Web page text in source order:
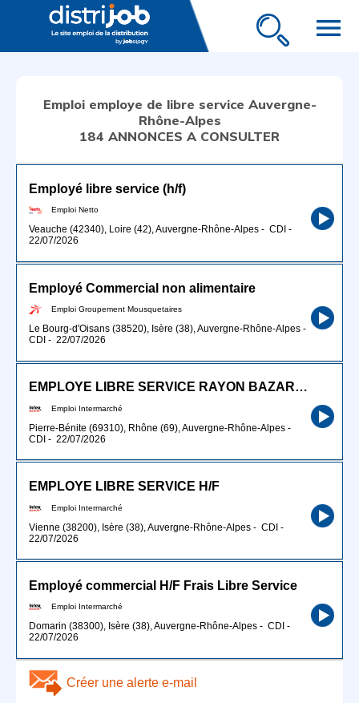
menu
Emploi employe de libre service Auvergne-
Rhône-Alpes
184 ANNONCES A CONSULTER
Employé libre service (h/f)
Emploi Netto
Veauche (42340), Loire (42), Auvergne-Rhône-Alpes - CDI -
22/07/2026
Employé Commercial non alimentaire
Emploi Groupement Mousquetaires
Le Bourg-d'Oisans (38520), Isère (38), Auvergne-Rhône-Alpes -
CDI - 22/07/2026
EMPLOYE LIBRE SERVICE RAYON BAZAR/TEXTILE (H/F)
Emploi Intermarché
Pierre-Bénite (69310), Rhône (69), Auvergne-Rhône-Alpes -
CDI - 22/07/2026
EMPLOYE LIBRE SERVICE H/F
Emploi Intermarché
Vienne (38200), Isère (38), Auvergne-Rhône-Alpes - CDI -
22/07/2026
Employé commercial H/F Frais Libre Service
Emploi Intermarché
Domarin (38300), Isère (38), Auvergne-Rhône-Alpes - CDI -
22/07/2026
Créer une alerte e-mail